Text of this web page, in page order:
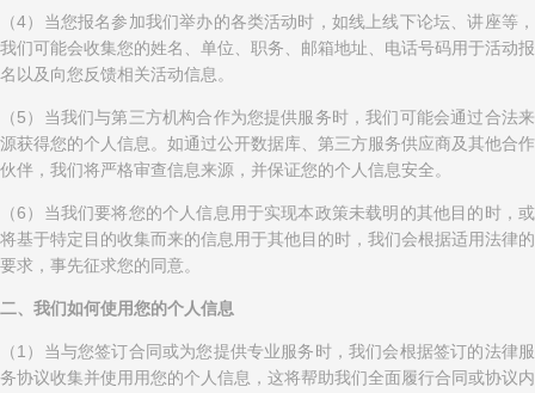
（4）当您报名参加我们举办的各类活动时，如线上线下论坛、讲座等，
我们可能会收集您的姓名、单位、职务、邮箱地址、电话号码用于活动报
名以及向您反馈相关活动信息。
（5）当我们与第三方机构合作为您提供服务时，我们可能会通过合法来
源获得您的个人信息。如通过公开数据库、第三方服务供应商及其他合作
伙伴，我们将严格审查信息来源，并保证您的个人信息安全。
（6）当我们要将您的个人信息用于实现本政策未载明的其他目的时，或
将基于特定目的收集而来的信息用于其他目的时，我们会根据适用法律的
要求，事先征求您的同意。
二、我们如何使用您的个人信息
（1）当与您签订合同或为您提供专业服务时，我们会根据签订的法律服
务协议收集并使用用您的个人信息，这将帮助我们全面履行合同或协议内